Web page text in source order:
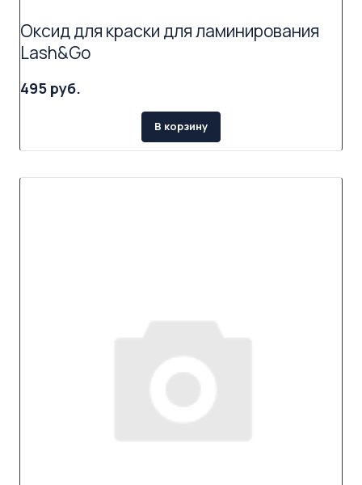
Оксид для краски для ламинирования
Lash&Go
495 руб.
В корзину